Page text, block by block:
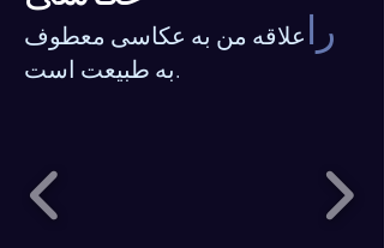
راعلاقه من به عکاسی معطوف
به طبیعت است.